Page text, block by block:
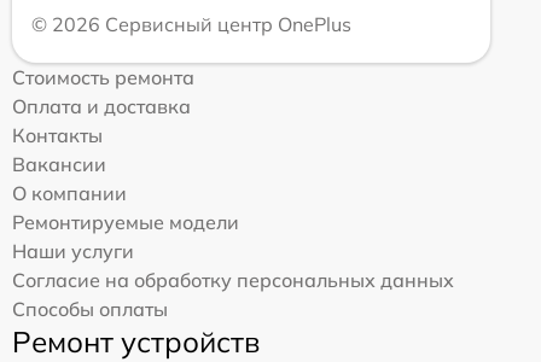
© 2026 Сервисный центр OnePlus
Стоимость ремонта
Оплата и доставка
Контакты
Вакансии
О компании
Ремонтируемые модели
Наши услуги
Согласие на обработку персональных данных
Способы оплаты
Ремонт устройств